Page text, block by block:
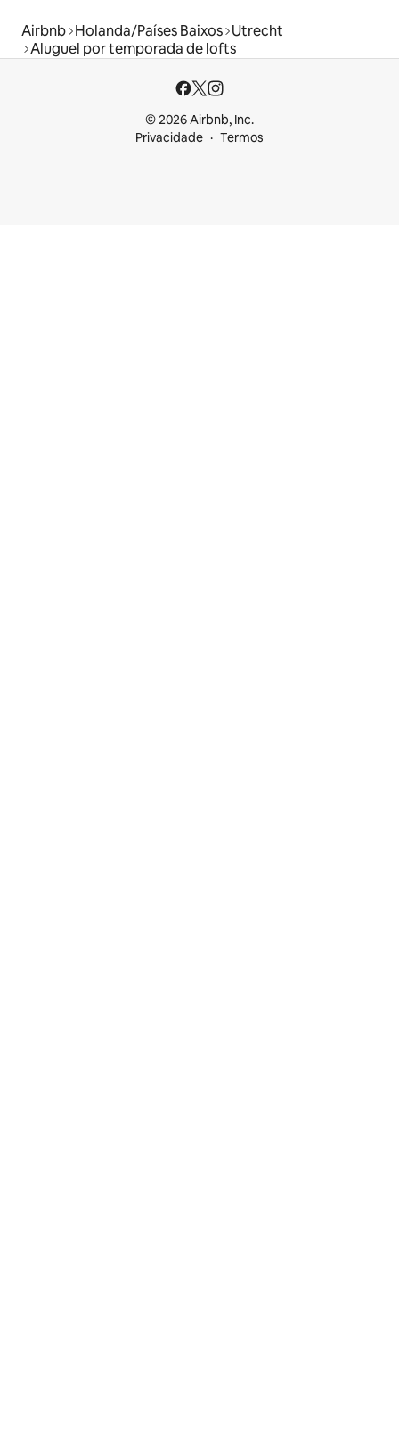
Airbnb Holanda/Países Baixos Utrecht
Aluguel por temporada de lofts
© 2026 Airbnb, Inc.
Privacidade
Termos